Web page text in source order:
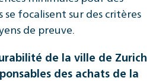
se focalisent sur des critères
de preuve.
de la ville de Zurich
des achats de la